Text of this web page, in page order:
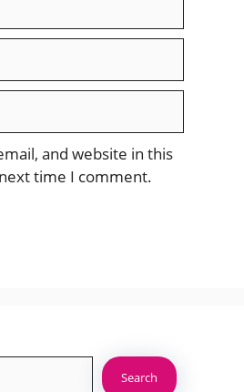
and website in this
time I comment.
Search